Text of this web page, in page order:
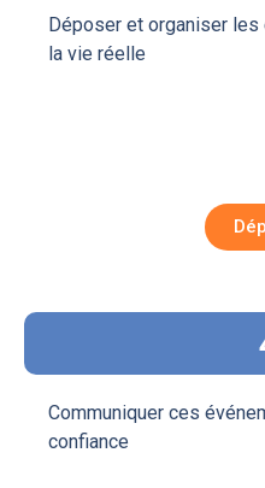
Déposer et organiser les
la vie réelle
Communiquer ces
confiance